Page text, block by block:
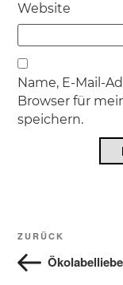
Website
Name, E-Mail-
Browser für
speichern.
Vorheriger
Beitrag
ZURÜCK
Ökolabelliebe